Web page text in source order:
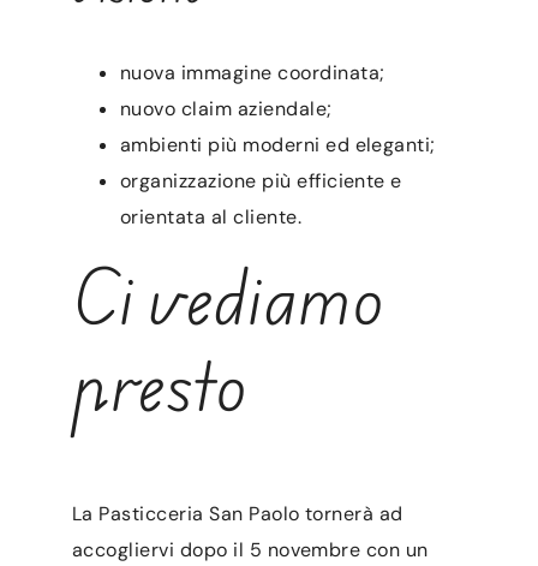
nuova immagine coordinata;
nuovo claim aziendale;
ambienti più moderni ed eleganti;
organizzazione più efficiente e
orientata al cliente.
Ci vediamo
presto
La Pasticceria San Paolo tornerà ad
accogliervi dopo il 5 novembre con un